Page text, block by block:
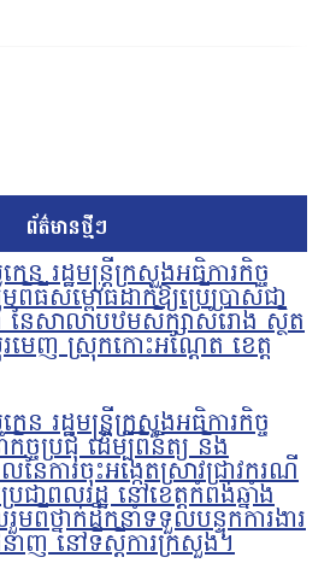
ព័ត៌មានថ្មីៗ
រដ្ឋមន្រ្តីក្រសួងអធិការកិច្ច
ធីសម្ពោធដាក់ឱ្យប្រើប្រាស់ជា
ា នៃសាលាបឋមសិក្សាសំរោង ស្ថិត
េញ ស្រុកកោះអណ្ដែត ខេត្ត
រដ្ឋមន្រ្តីក្រសួងអធិការកិច្ច
ច្ចប្រជុំ ដើម្បីពិនិត្យ និង
នៃការចុះអង្កេតស្រាវជ្រាវករណី
ជាពលរដ្ឋ នៅខេត្តកំពង់ឆ្នាំង
ពីថ្នាក់ដឹកនាំទទួលបន្ទុកការងារ
ាញ នៅទីស្ដីការក្រសួង។